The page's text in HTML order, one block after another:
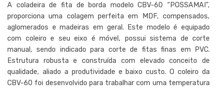
A coladeira de fita de borda modelo CBV-60 “POSSAMAI”,
proporciona uma colagem perfeita em MDF, compensados,
aglomerados e madeiras em geral. Este modelo é equipado
com coleiro e seu eixo é móvel, possui sistema de corte
manual, sendo indicado para corte de fitas finas em PVC.
Estrutura robusta e construída com elevado conceito de
qualidade, aliado a produtividade e baixo custo. O coleiro da
CBV-60 foi desenvolvido para trabalhar com uma temperatura